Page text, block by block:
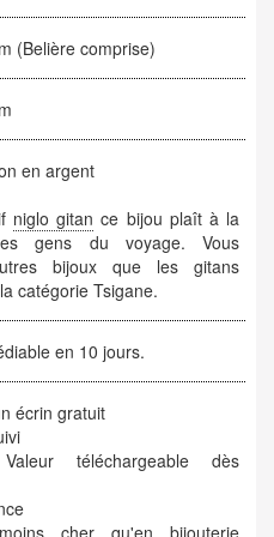
(Belière comprise)
en argent
niglo gitan ce bijou plaît à la
gens du voyage. Vous
bijoux que les gitans
catégorie Tsigane.
en 10 jours.
écrin gratuit
téléchargeable dès